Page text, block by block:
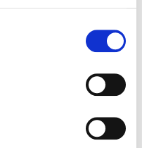
Nous fabriquons des
produits de qualité.